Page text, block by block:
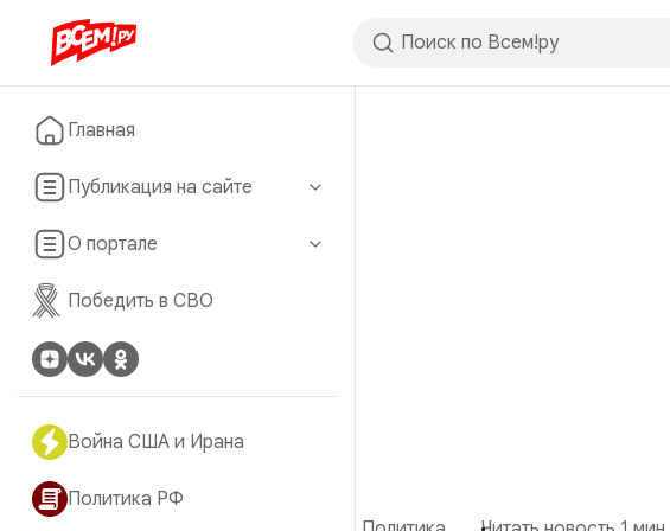
Главная
Публикация на сайте
О портале
Победить в СВО
Война США и Ирана
Политика РФ